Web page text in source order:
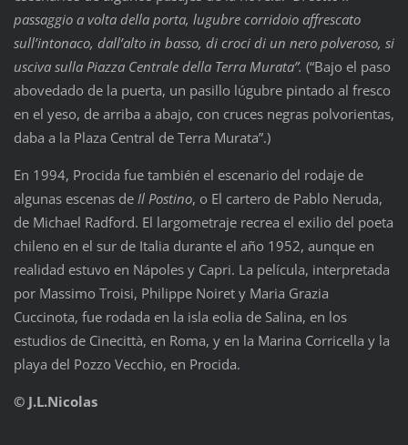
passaggio a volta della porta, lugubre corridoio affrescato
sull’intonaco, dall’alto in basso, di croci di un nero polveroso, si
usciva sulla Piazza Centrale della Terra Murata”. (“Bajo el paso
abovedado de la puerta, un pasillo lúgubre pintado al fresco
en el yeso, de arriba a abajo, con cruces negras polvorientas,
daba a la Plaza Central de Terra Murata”.)
En 1994, Procida fue también el escenario del rodaje de
algunas escenas de Il Postino, o El cartero de Pablo Neruda,
de Michael Radford. El largometraje recrea el exilio del poeta
chileno en el sur de Italia durante el año 1952, aunque en
realidad estuvo en Nápoles y Capri. La película, interpretada
por Massimo Troisi, Philippe Noiret y Maria Grazia
Cuccinota, fue rodada en la isla eolia de Salina, en los
estudios de Cinecittà, en Roma, y en la Marina Corricella y la
playa del Pozzo Vecchio, en Procida.
© J.L.Nicolas